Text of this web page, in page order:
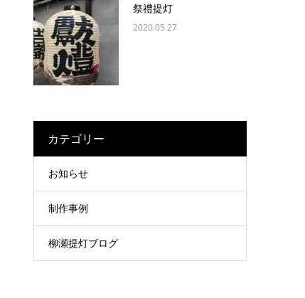
祭禮提灯
2020.05.27
カテゴリー
お知らせ
制作事例
柳瀬提灯ブログ